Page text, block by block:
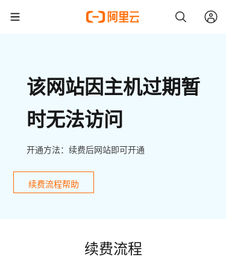
该网站因主机过期暂
时无法访问
开通方法：续费后网站即可开通
续费流程帮助
续费流程